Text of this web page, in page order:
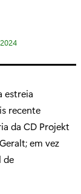
estreia
recente
da CD Projekt
em vez
de